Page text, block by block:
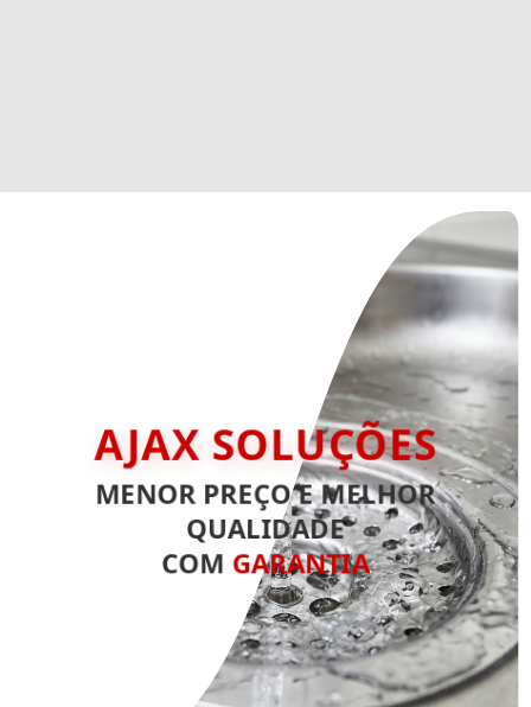
AJAX SOLUÇÕES
MENOR PREÇO E MELHOR
QUALIDADE
COM GARANTIA